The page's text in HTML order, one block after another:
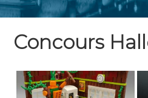
Concours